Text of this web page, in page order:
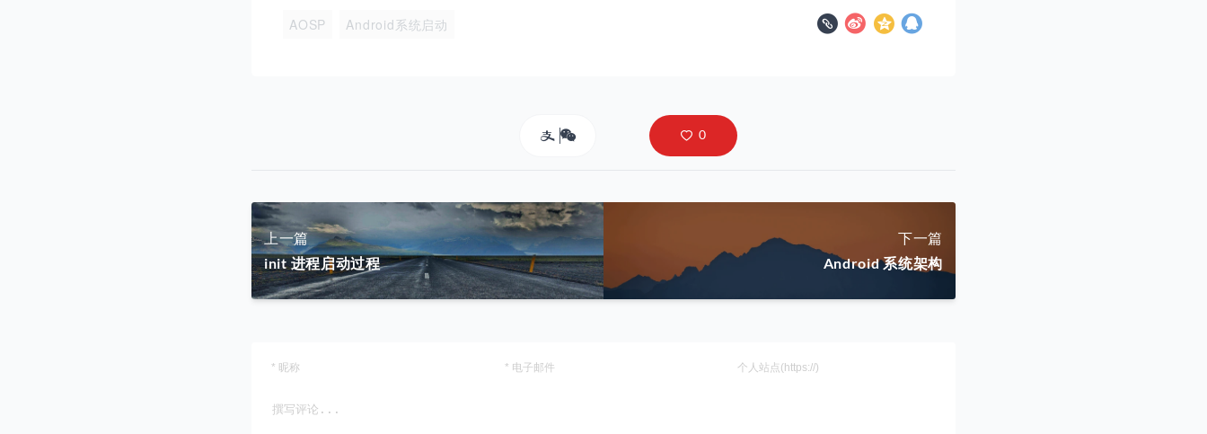
AOSP Android系统启动
上一篇
init 进程启动过程
下一篇
Android 系统架构